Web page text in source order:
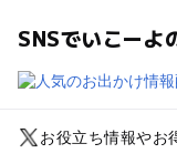
SNSでいこーよ
お役立ち情報やお